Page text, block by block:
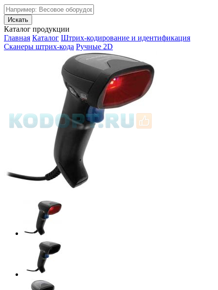
Каталог продукции
Главная Каталог Штрих-кодирование и идентификация
Сканеры штрих-кода Ручные 2D